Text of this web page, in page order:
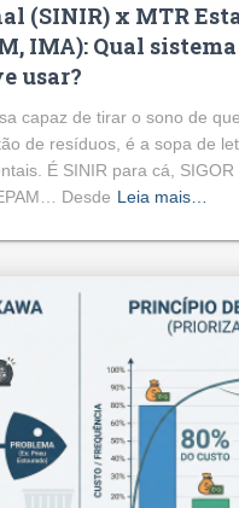
(SINIR) x MTR
IMA): Qual
usar?
capaz de tirar o sono de
de resíduos, é a sopa de
É SINIR para cá, SIGOR
Desde Leia mais…